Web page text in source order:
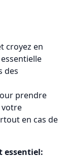
croyez en
des
prendre
votre
en cas de
essentiel: